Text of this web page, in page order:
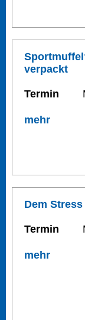
verpackt
Termin
mehr
Dem
Termin
mehr